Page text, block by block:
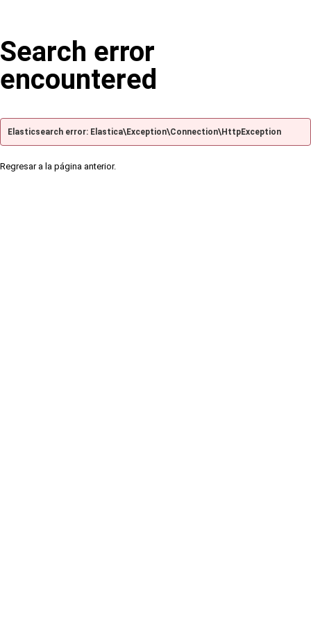
Search error
encountered
Elasticsearch error: Elastica\Exception\Connection\HttpException
Regresar a la página anterior.